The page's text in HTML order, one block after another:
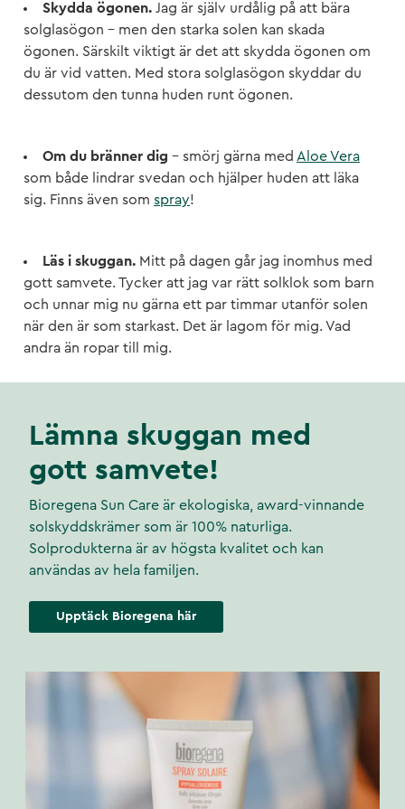
Skydda ögonen. Jag är själv urdålig på att bära
solglasögon – men den starka solen kan skada
ögonen. Särskilt viktigt är det att skydda ögonen om
du är vid vatten. Med stora solglasögon skyddar du
dessutom den tunna huden runt ögonen.
Om du bränner dig - smörj gärna med Aloe Vera
som både lindrar svedan och hjälper huden att läka
sig. Finns även som spray!
Läs i skuggan. Mitt på dagen går jag inomhus med
gott samvete. Tycker att jag var rätt solklok som barn
och unnar mig nu gärna ett par timmar utanför solen
när den är som starkast. Det är lagom för mig. Vad
andra än ropar till mig.
Lämna skuggan med
gott samvete!
Bioregena Sun Care är ekologiska, award-vinnande
solskyddskrämer som är 100% naturliga.
Solprodukterna är av högsta kvalitet och kan
användas av hela familjen.
Upptäck Bioregena här